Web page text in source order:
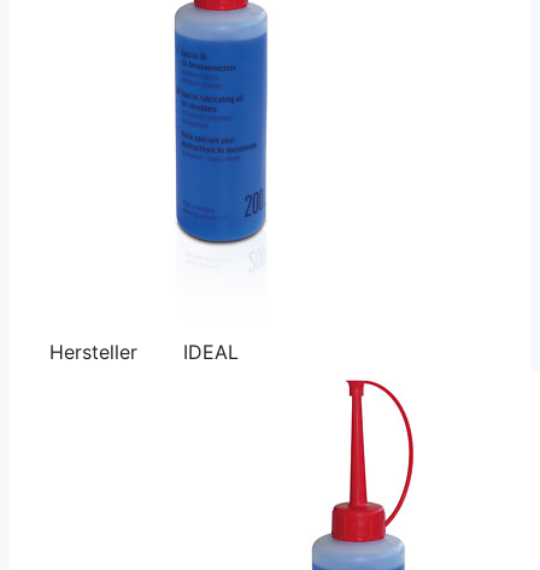
Hersteller IDEAL